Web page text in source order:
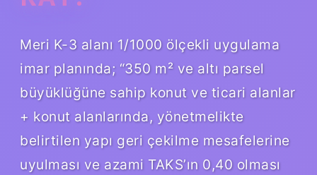
Meri K-3 alanı 1/1000 ölçekli uygulama
imar planında; “350 m² ve ​​altı parsel
büyüklüğüne sahip konut ve ticari alanlar
+ konut alanlarında, yönetmelikte
belirtilen yapı geri çekilme mesafelerine
uyulması ve azami TAKS’ın 0,40 olması